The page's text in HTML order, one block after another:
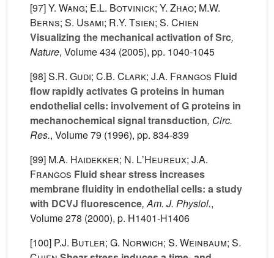
[97]Y. Wang; E.L. Botvinick; Y. Zhao; M.W.
Berns; S. Usami; R.Y. Tsien; S. Chien
Visualizing the mechanical activation of Src,
Nature, Volume 434 (2005), pp. 1040-1045
[98]S.R. Gudi; C.B. Clark; J.A. Frangos Fluid
flow rapidly activates G proteins in human
endothelial cells: involvement of G proteins in
mechanochemical signal transduction, Circ.
Res., Volume 79 (1996), pp. 834-839
[99] M.A. Haidekker; N. LʼHeureux; J.A.
Frangos Fluid shear stress increases
membrane fluidity in endothelial cells: a study
with DCVJ fluorescence, Am. J. Physiol.,
Volume 278 (2000), p. H1401-H1406
[100] P.J. Butler; G. Norwich; S. Weinbaum; S.